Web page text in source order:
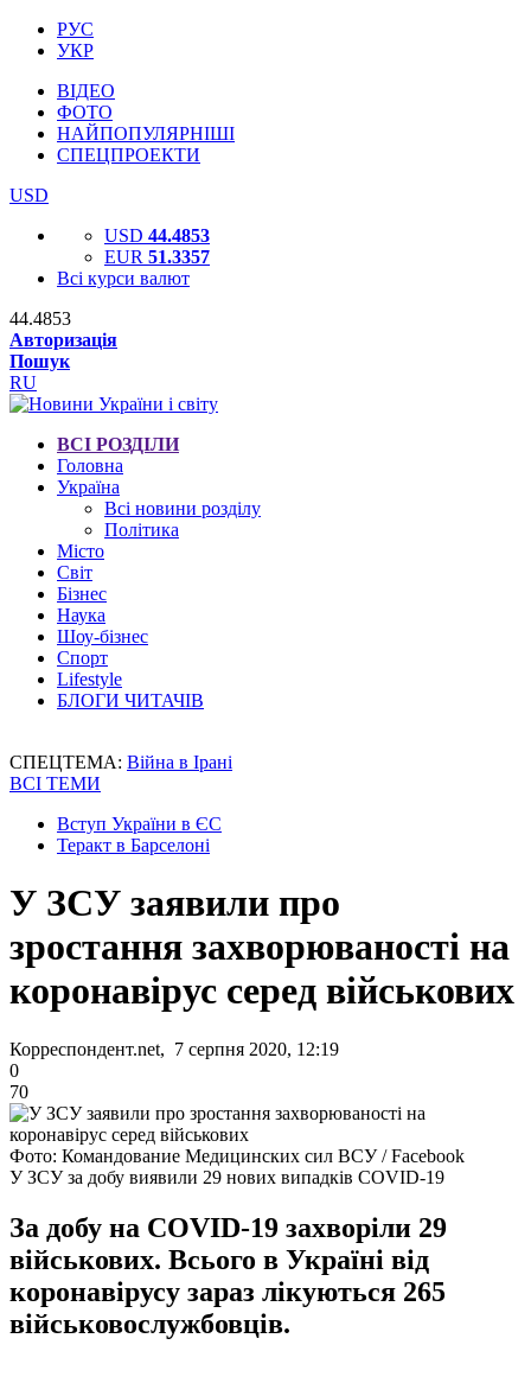
РУС
УКР
ВІДЕО
ФОТО
НАЙПОПУЛЯРНІШІ
СПЕЦПРОЕКТИ
USD
USD 44.4853
EUR 51.3357
Всі курси валют
44.4853
Авторизація
Пошук
RU
ВСІ РОЗДІЛИ
Головна
Україна
Всі новини розділу
Політика
Місто
Світ
Бізнес
Наука
Шоу-бізнес
Спорт
Lifestyle
БЛОГИ ЧИТАЧІВ
СПЕЦТЕМА: Війна в Ірані
ВСІ ТЕМИ
Вступ України в ЄС
Теракт в Барселоні
У ЗСУ заявили про
зростання захворюваності на
коронавірус серед військових
Корреспондент.net, 7 серпня 2020, 12:19
0
70
Фото: Командование Медицинских сил ВСУ / Facebook
У ЗСУ за добу виявили 29 нових випадків COVID-19
За добу на COVID-19 захворіли 29
військових. Всього в Україні від
коронавірусу зараз лікуються 265
військовослужбовців.